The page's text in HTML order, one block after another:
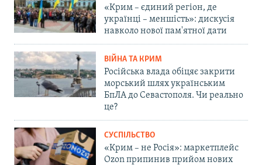
«Крим – єдиний регіон, де
українці – меншість»: дискусія
навколо нової пам'ятної дати
ВІЙНА ТА КРИМ
Російська влада обіцяє закрити
морський шлях українським
БпЛА до Севастополя. Чи реально
це?
СУСПІЛЬСТВО
«Крим – не Росія»: маркетплейс
Ozon припинив прийом нових